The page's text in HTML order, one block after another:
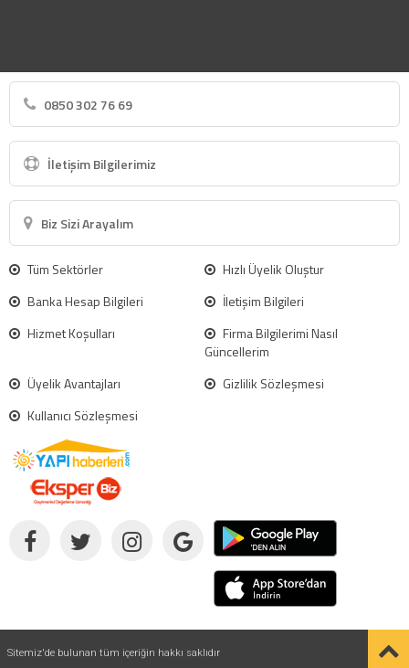
0850 302 76 69
İletişim Bilgilerimiz
Biz Sizi Arayalım
Tüm Sektörler
Hızlı Üyelik Oluştur
Banka Hesap Bilgileri
İletişim Bilgileri
Hizmet Koşulları
Firma Bilgilerimi Nasıl
Güncellerim
Üyelik Avantajları
Gizlilik Sözleşmesi
Kullanıcı Sözleşmesi
Sitemiz'de bulunan tüm içeriğin hakkı saklıdır